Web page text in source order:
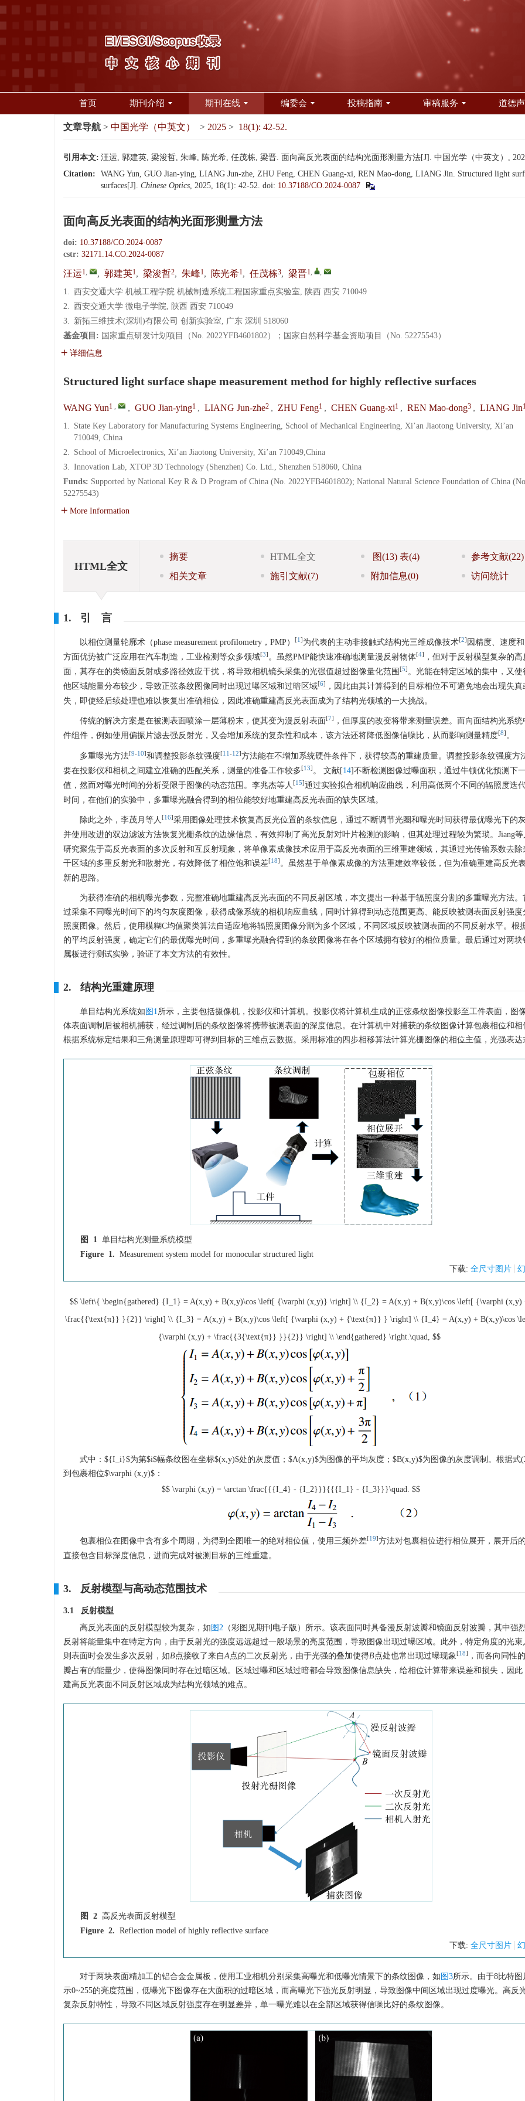
首页 期刊介绍 期刊在线 编委会 投稿指南 审稿服务 道德
文章导航 > 中国光学（中英文） > 2025 > 18(1): 42-52.
引用本文: 汪运, 郭建英, 梁浚哲, 朱峰, 陈光希, 任茂栋, 梁晋. 面向高反光表面的结构光面形测量方法[J]. 中国光学（中英文）,
Citation:
WANG Yun, GUO Jian-ying, LIANG Jun-zhe, ZHU Feng, CHEN Guang-xi, REN Mao-dong, LIANG Jin. Structured light
surfaces[J]. Chinese Optics, 2025, 18(1): 42-52. doi: 10.37188/CO.2024-0087
面向高反光表面的结构光面形测量方法
doi: 10.37188/CO.2024-0087
cstr: 32171.14.CO.2024-0087
汪运1, , 郭建英1, 梁浚哲2, 朱峰1, 陈光希1, 任茂栋3, 梁晋1, ,
1. 西安交通大学 机械工程学院 机械制造系统工程国家重点实验室, 陕西 西安 710049
2. 西安交通大学 微电子学院, 陕西 西安 710049
3. 新拓三维技术(深圳)有限公司 创新实验室, 广东 深圳 518060
基金项目: 国家重点研发计划项目（No. 2022YFB4601802）；国家自然科学基金资助项目（No. 52275543）
详细信息
Structured light surface shape measurement method for highly reflective surfaces
WANG Yun1 , , GUO Jian-ying1 , LIANG Jun-zhe2 , ZHU Feng1 , CHEN Guang-xi1 , REN Mao-dong3 , LIANG Jin
1. State Key Laboratory for Manufacturing Systems Engineering, School of Mechanical Engineering, Xi’an Jiaotong University, Xi’an
710049, China
2. School of Microelectronics, Xi’an Jiaotong University, Xi’an 710049,China
3. Innovation Lab, XTOP 3D Technology (Shenzhen) Co. Ltd., Shenzhen 518060, China
Funds: Supported by National Key R & D Program of China (No. 2022YFB4601802); National Natural Science Foundation of China
52275543)
More Information
HTML全文
摘要 HTML全文 图(13) 表(4) 参考文献(22)
相关文章
施引文献(7) 附加信息(0) 访问统计
1. 引 言
以相位测量轮廓术（phase measurement profilometry，PMP） [1 ] 为代表的主动非接触式结构光三维成像技术[2] 因精度、速度
方面优势被广泛应用在汽车制造，工业检测等众多领域[3] 。虽然PMP能快速准确地测量漫反射物体[4]
，但对于反射模型复杂的高
面，其存在的类镜面反射或多路径效应干扰，将导致相机镜头采集的光强值超过图像量化范围 [5] 。光能在特定区域的集中，又使
他区域能量分布较少，导致正弦条纹图像同时出现过曝区域和过暗区域[6]
，因此由其计算得到的目标相位不可避免地会出现失真
失，即使经后续处理也难以恢复出准确相位，因此准确重建高反光表面成为了结构光领域的一大挑战。
传统的解决方案是在被测表面喷涂一层薄粉末，使其变为漫反射表面[7]
，但厚度的改变将带来测量误差。而向面结构光系统
件组件，例如使用偏振片滤去强反射光，又会增加系统的复杂性和成本，该方法还将降低图像信噪比，从而影响测量精度[8] 。
多重曝光方法[9-10]和调整投影条纹强度[11 -12]方法能在不增加系统硬件条件下，获得较高的重建质量。调整投影条纹强度方
要在投影仪和相机之间建立准确的匹配关系，测量的准备工作较多[13] 。 文献[14]不断检测图像过曝面积，通过牛顿优化预测下
值，然而对曝光时间的分析受限于图像的动态范围。李兆杰等人 [15]通过实验拟合相机响应曲线，利用高低两个不同的辐照度迭
时间，在他们的实验中，多重曝光融合得到的相位能较好地重建高反光表面的缺失区域。
除此之外，李茂月等人 [16]采用图像处理技术恢复高反光位置的条纹信息，通过不断调节光圈和曝光时间获得最优曝光下的灰
并使用改进的双边滤波方法恢复光栅条纹的边缘信息，有效抑制了高光反射对叶片检测的影响，但其处理过程较为繁琐。Jiang等
研究聚焦于高反光表面的多次反射和互反射现象，将单像素成像技术应用于高反光表面的三维重建领域，其通过光传输系数去除
干区域的多重反射光和散射光，有效降低了相位饱和误差[18] 。虽然基于单像素成像的方法重建效率较低，但为准确重建高反光
新的思路。
为获得准确的相机曝光参数，完整准确地重建高反光表面的不同反射区域，本文提出一种基于辐照度分割的多重曝光方法。
过采集不同曝光时间下的均匀灰度图像，获得成像系统的相机响应曲线，同时计算得到动态范围更高、能反映被测表面反射强度
照度图像。然后，使用模糊C均值聚类算法自适应地将辐照度图像分割为多个区域，不同区域反映被测表面的不同反射水平。根
的平均反射强度，确定它们的最优曝光时间，多重曝光融合得到的条纹图像将在各个区域拥有较好的相位质量。最后通过对两块
属板进行测试实验，验证了本文方法的有效性。
2. 结构光重建原理
单目结构光系统如 图1所示，主要包括摄像机，投影仪和计算机。投影仪将计算机生成的正弦条纹图像投影至工件表面，图
体表面调制后被相机捕获，经过调制后的条纹图像将携带被测表面的深度信息。在计算机中对捕获的条纹图像计算包裹相位和相
根据系统标定结果和三角测量原理即可得到目标的三维点云数据。采用标准的四步相移算法计算光栅图像的相位主值，光强表达
图 1 单目结构光测量系统模型
Figure 1. Measurement system model for monocular structured light
下载: 全尺寸图片
$$ \left\{ \begin{gathered} {I_1} = A(x,y) + B(x,y)\cos \left[ {\varphi (x,y)} \right] \\ {I_2} = A(x,y) + B(x,y)\cos \left[ {\varphi (x,y)
\frac{{\text{π}} }{2}} \right] \\ {I_3} = A(x,y) + B(x,y)\cos \left[ {\varphi (x,y) + {\text{π}} } \right] \\ {I_4} = A(x,y) + B(x,y)\cos
{\varphi (x,y) + \frac{{3{\text{π}} }}{2}} \right] \\ \end{gathered} \right.\quad, $$
式中： ${I_i}$为第$i$幅条纹图在坐标$(x,y)$处的灰度值； $A(x,y)$为图像的平均灰度； $B(x,y)$为图像的灰度调制。根据式
到包裹相位$\varphi (x,y)$ ：
$$ \varphi (x,y) = \arctan \frac{{{I_4} - {I_2}}}{{{I_1} - {I_3}}}\quad. $$
包裹相位在图像中含有多个周期，为得到全图唯一的绝对相位值，使用三频外差[19]方法对包裹相位进行相位展开，展开后
直接包含目标深度信息，进而完成对被测目标的三维重建。
3. 反射模型与高动态范围技术
3.1 反射模型
高反光表面的反射模型较为复杂，如 图2 （彩图见期刊电子版）所示。该表面同时具备漫反射波瓣和镜面反射波瓣，其中强
反射将能量集中在特定方向，由于反射光的强度远远超过一般场景的亮度范围，导致图像出现过曝区域。此外，特定角度的光束
则表面时会发生多次反射，如B点接收了来自A点的二次反射光，由于光强的叠加使得B点处也常出现过曝现象[18]
，而各向同性
瓣占有的能量少，使得图像同时存在过暗区域。区域过曝和区域过暗都会导致图像信息缺失，给相位计算带来误差和损失，因此
建高反光表面不同反射区域成为结构光领域的难点。
图 2 高反光表面反射模型
Figure 2. Reflection model of highly reflective surface
下载: 全尺寸图片
对于两块表面精加工的铝合金金属板，使用工业相机分别采集高曝光和低曝光情景下的条纹图像，如 图3所示。由于8比特图
示0~255的亮度范围，低曝光下图像存在大面积的过暗区域，而高曝光下强光反射明显，导致图像中间区域出现过度曝光。高反
复杂反射特性，导致不同区域反射强度存在明显差异，单一曝光难以在全部区域获得信噪比好的条纹图像。